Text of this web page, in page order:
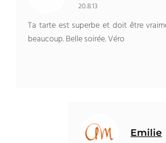
20.8.13
Ta tarte est superbe et doit être
beaucoup. Belle soirée. Véro
Emilie